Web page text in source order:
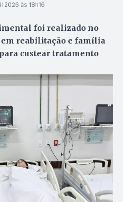
2026 às 18h16
foi realizado no
em reabilitação e família
custear tratamento